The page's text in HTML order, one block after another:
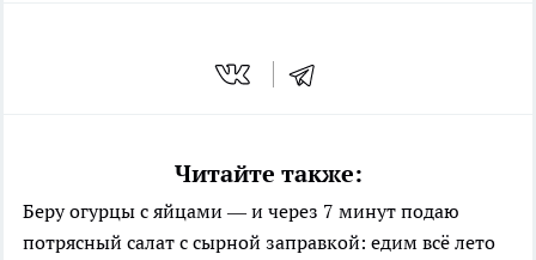
Читайте также:
Беру огурцы с яйцами — и через 7 минут подаю
потрясный салат с сырной заправкой: едим всё лето